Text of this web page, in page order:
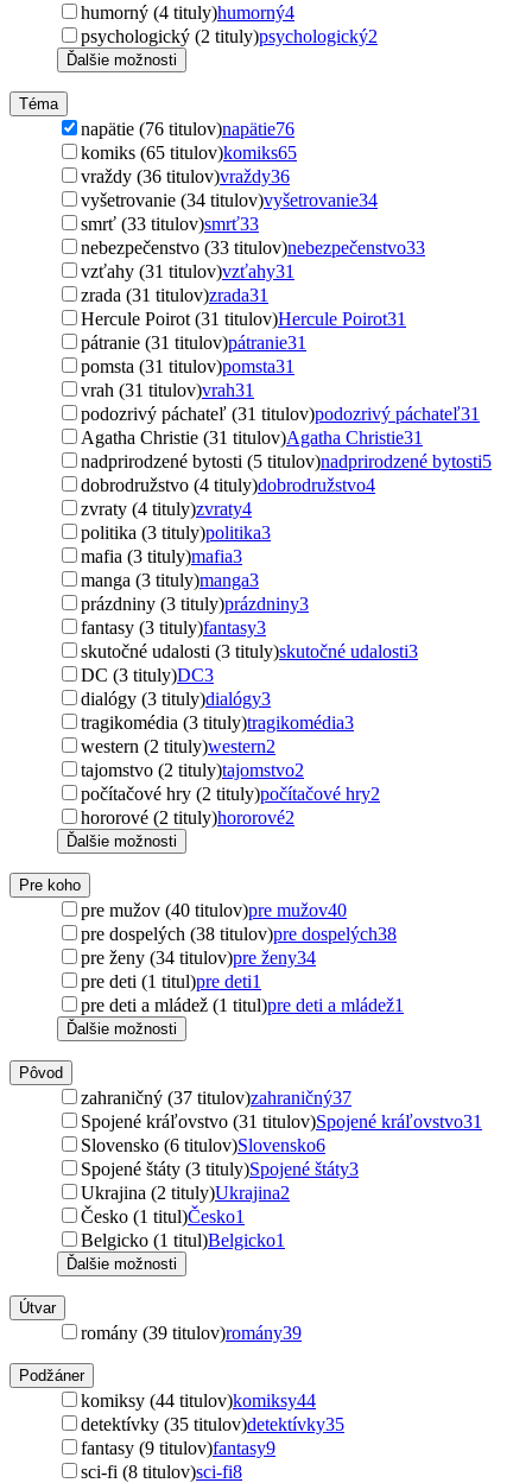
humorný (4 tituly)humorný4
psychologický (2 tituly)psychologický2
Ďalšie možnosti
Téma
napätie (76 titulov)napätie76
komiks (65 titulov)komiks65
vraždy (36 titulov)vraždy36
vyšetrovanie (34 titulov)vyšetrovanie34
smrť (33 titulov)smrť33
nebezpečenstvo (33 titulov)nebezpečenstvo33
vzťahy (31 titulov)vzťahy31
zrada (31 titulov)zrada31
Hercule Poirot (31 titulov)Hercule Poirot31
pátranie (31 titulov)pátranie31
pomsta (31 titulov)pomsta31
vrah (31 titulov)vrah31
podozrivý páchateľ (31 titulov)podozrivý páchateľ31
Agatha Christie (31 titulov)Agatha Christie31
nadprirodzené bytosti (5 titulov)nadprirodzené bytosti5
dobrodružstvo (4 tituly)dobrodružstvo4
zvraty (4 tituly)zvraty4
politika (3 tituly)politika3
mafia (3 tituly)mafia3
manga (3 tituly)manga3
prázdniny (3 tituly)prázdniny3
fantasy (3 tituly)fantasy3
skutočné udalosti (3 tituly)skutočné udalosti3
DC (3 tituly)DC3
dialógy (3 tituly)dialógy3
tragikomédia (3 tituly)tragikomédia3
western (2 tituly)western2
tajomstvo (2 tituly)tajomstvo2
počítačové hry (2 tituly)počítačové hry2
hororové (2 tituly)hororové2
Ďalšie možnosti
Pre koho
pre mužov (40 titulov)pre mužov40
pre dospelých (38 titulov)pre dospelých38
pre ženy (34 titulov)pre ženy34
pre deti (1 titul)pre deti1
pre deti a mládež (1 titul)pre deti a mládež1
Ďalšie možnosti
Pôvod
zahraničný (37 titulov)zahraničný37
Spojené kráľovstvo (31 titulov)Spojené kráľovstvo31
Slovensko (6 titulov)Slovensko6
Spojené štáty (3 tituly)Spojené štáty3
Ukrajina (2 tituly)Ukrajina2
Česko (1 titul)Česko1
Belgicko (1 titul)Belgicko1
Ďalšie možnosti
Útvar
romány (39 titulov)romány39
Podžáner
komiksy (44 titulov)komiksy44
detektívky (35 titulov)detektívky35
fantasy (9 titulov)fantasy9
sci-fi (8 titulov)sci-fi8